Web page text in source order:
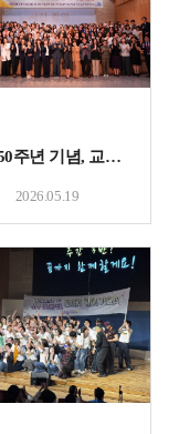
건학 50주년 기념, 교육대학원 학술대회
2026.05.19